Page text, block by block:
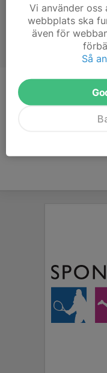
Titel
Vi använder
webbplats ska
även för
Så